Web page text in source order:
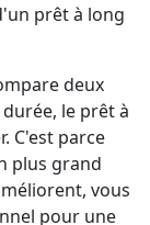
prêt à long
deux
le prêt à
C'est parce
plus grand
vous
pour une